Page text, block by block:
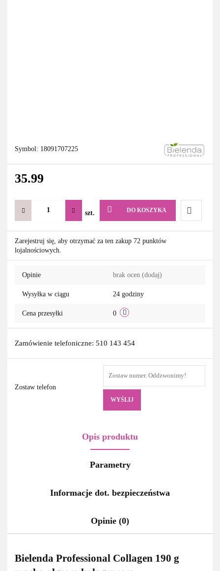
Symbol: 18091707225
35.99
szt. DO KOSZYKA
Do
Zarejestruj się, aby otrzymać za ten zakup 72 punktów
lojalnościowych.
Opinie brak ocen (dodaj)
Wysyłka w ciągu 24 godziny
Cena przesyłki 0
Zamówienie telefoniczne: 510 143 454
Zostaw telefon
WYŚLIJ
Opis produktu
Parametry
Informacje dot. bezpieczeństwa
Opinie (0)
Bielenda Professional Collagen 190 g